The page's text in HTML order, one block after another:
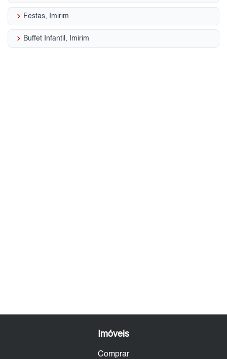
keyboard_arrow_right Festas, Imirim
keyboard_arrow_right Buffet Infantil, Imirim
Imóveis
Comprar